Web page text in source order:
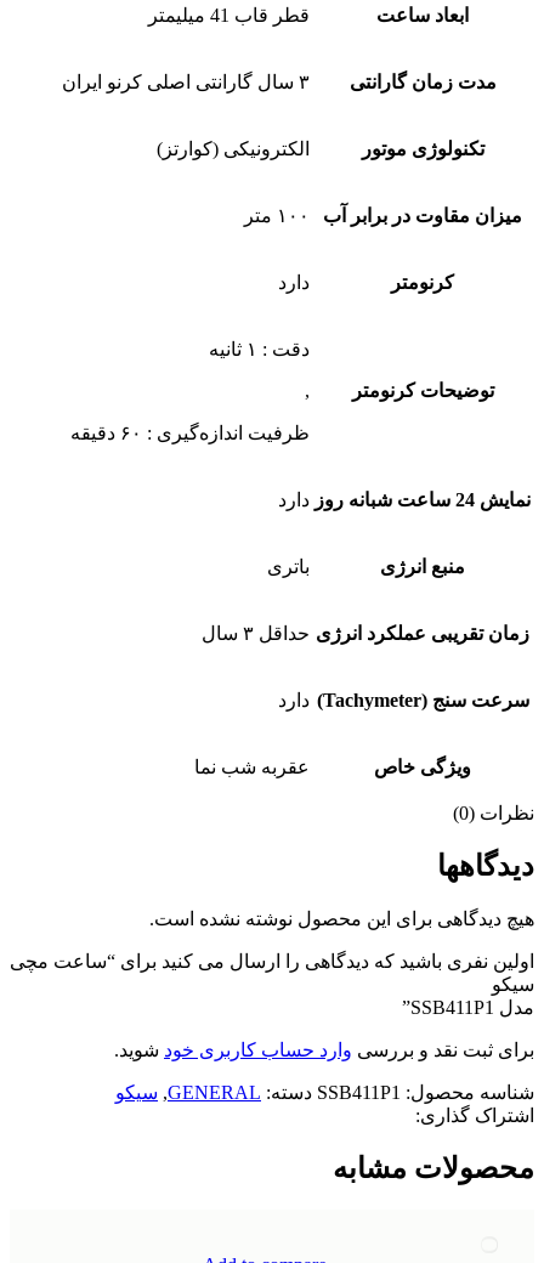
ابعاد ساعت قطر قاب 41 میلیمتر
مدت زمان گارانتی ۳ سال گارانتی اصلی کرنو ایران
تکنولوژی موتور الکترونیکی (کوارتز)
میزان مقاوت در برابر آب ۱۰۰ متر
کرنومتر دارد
توضیحات کرنومتر
دقت : ۱ ثانیه
,
ظرفیت اندازه‌گیری : ‎۶۰ دقیقه
نمایش 24 ساعت شبانه روز دارد
منبع انرژی باتری
زمان تقریبی عملکرد انرژی حداقل ۳ سال
سرعت سنج (Tachymeter) دارد
ویژگی خاص عقربه شب نما
نظرات (0)
دیدگاهها
هیچ دیدگاهی برای این محصول نوشته نشده است.
اولین نفری باشید که دیدگاهی را ارسال می کنید برای “ساعت مچی
سیکو
مدل SSB411P1”
برای ثبت نقد و بررسی وارد حساب کاربری خود شوید.
شناسه محصول: SSB411P1 دسته: GENERAL
, سیکو
اشتراک گذاری:
محصولات مشابه